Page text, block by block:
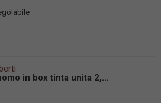
in box tinta unita 2,...